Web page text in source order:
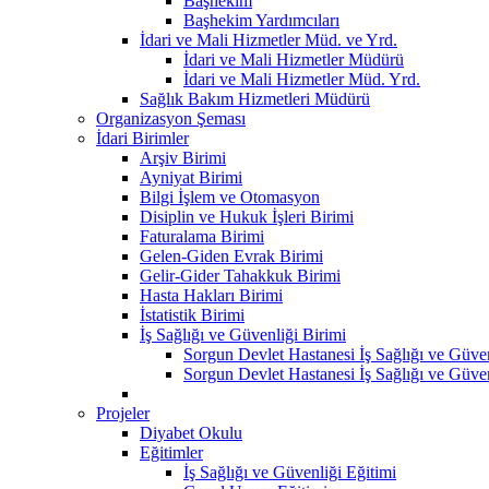
Başhekim Yardımcıları
İdari ve Mali Hizmetler Müd. ve Yrd.
İdari ve Mali Hizmetler Müdürü
İdari ve Mali Hizmetler Müd. Yrd.
Sağlık Bakım Hizmetleri Müdürü
Organizasyon Şeması
İdari Birimler
Arşiv Birimi
Ayniyat Birimi
Bilgi İşlem ve Otomasyon
Disiplin ve Hukuk İşleri Birimi
Faturalama Birimi
Gelen-Giden Evrak Birimi
Gelir-Gider Tahakkuk Birimi
Hasta Hakları Birimi
İstatistik Birimi
İş Sağlığı ve Güvenliği Birimi
Sorgun Devlet Hastanesi İş Sağlığı ve
Sorgun Devlet Hastanesi İş Sağlığı ve
Projeler
Diyabet Okulu
Eğitimler
İş Sağlığı ve Güvenliği Eğitimi